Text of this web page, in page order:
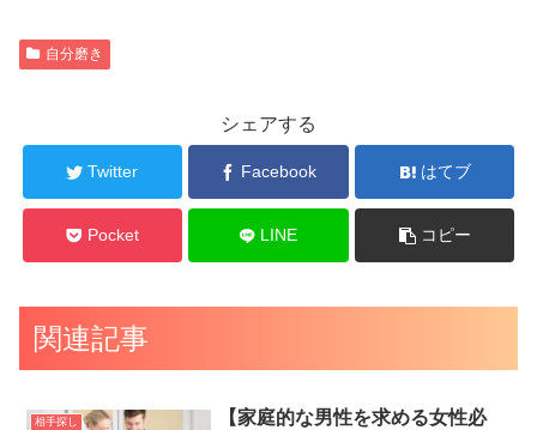
自分磨き
シェアする
Twitter Facebook はてブ
Pocket LINE コピー
関連記事
相手探し
【家庭的な男性を求める女性必